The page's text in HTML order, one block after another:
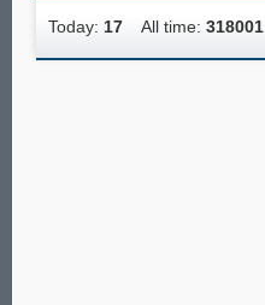
Today: 17 All time: 318001